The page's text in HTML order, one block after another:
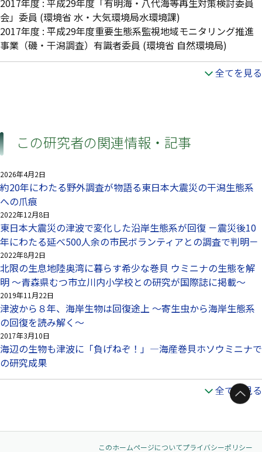
会」委員 (環境省 水・大気環境局水環境課)
2017年度 : 平成29年度重要生態系監視地域モニタリング推進
事業（磯・干潟調査）有識者委員 (環境省 自然環境局)
全てを見る
この研究者の関連情報・記事
2026年4月2日
約20年にわたる野外調査が物語る東日本大震災の干潟生態系
への爪痕
2022年12月8日
東日本大震災の津波で変化した沿岸生態系が回復 －震災後10
年にわたる延べ500人余の市民ボランティアとの調査で判明－
2022年8月2日
北限の生息地陸奥湾に暮らす希少な巻貝 ウミニナの生態を解
明 ～青森県むつ市立川内小学校との研究が国際誌に掲載～
2019年11月22日
津波から８年、海岸生物は回復途上 ～寄生虫から海岸生態系
の回復を読み解く～
2017年3月10日
海辺の生物も津波に「負げねぞ！」—海産巻貝ホソウミニナで
の研究成果
全てを見る
ページトップへ
このホームページについてプライバシーポリシー